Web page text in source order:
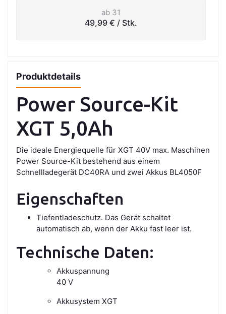
ab 31
49,99 € / Stk.
Produktdetails
Power Source-Kit
XGT 5,0Ah
Die ideale Energiequelle für XGT 40V max. Maschinen
Power Source-Kit bestehend aus einem
Schnellladegerät DC40RA und zwei Akkus BL4050F
Eigenschaften
Tiefentladeschutz. Das Gerät schaltet
automatisch ab, wenn der Akku fast leer ist.
Technische Daten:
Akkuspannung
40 V
Akkusystem XGT